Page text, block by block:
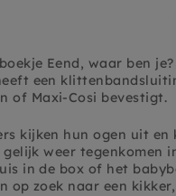
Eend, waar ben
een
of Maxi-Cosi bevestigt.
kijken hun ogen uit en
weer tegenkomen
in de box of het
zoek naar een kikker,